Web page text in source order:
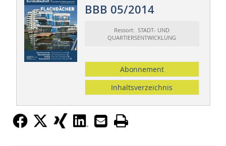
BBB 05/2014
Ressort: STADT- UND
QUARTIERSENTWICKLUNG
Abonnement
Inhaltsverzeichnis